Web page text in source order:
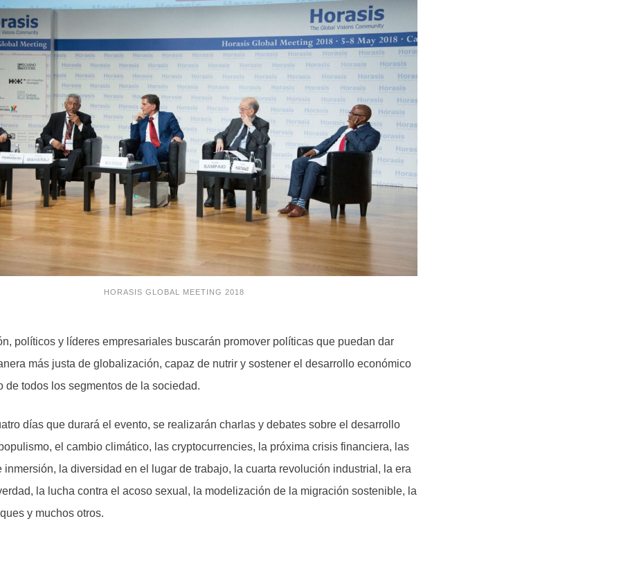
HORASIS GLOBAL MEETING 2018
políticos y líderes empresariales buscarán promover políticas que puedan dar
más justa de globalización, capaz de nutrir y sostener el desarrollo económico
de todos los segmentos de la sociedad.
días que durará el evento, se realizarán charlas y debates sobre el desarrollo
el cambio climático, las cryptocurrencies, la próxima crisis financiera, las
inmersión, la diversidad en el lugar de trabajo, la cuarta revolución industrial, la era
la lucha contra el acoso sexual, la modelización de la migración sostenible, la
y muchos otros.